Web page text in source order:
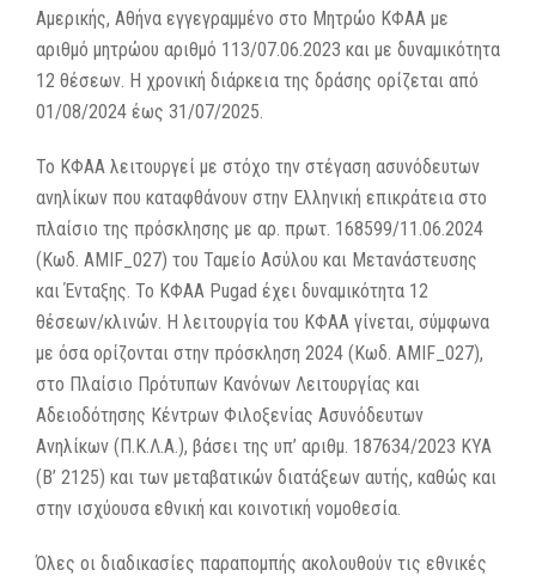
Αμερικής, Αθήνα εγγεγραμμένο στο Μητρώο ΚΦΑΑ με
αριθμό μητρώου αριθμό 113/07.06.2023 και με δυναμικότητα
12 θέσεων. Η χρονική διάρκεια της δράσης ορίζεται από
01/08/2024 έως 31/07/2025.
Το ΚΦΑΑ λειτουργεί με στόχο την στέγαση ασυνόδευτων
ανηλίκων που καταφθάνουν στην Ελληνική επικράτεια στο
πλαίσιο της πρόσκλησης με αρ. πρωτ. 168599/11.06.2024
(Κωδ. AMIF_027) του Ταμείο Ασύλου και Μετανάστευσης
και Ένταξης. Το ΚΦΑΑ Pugad έχει δυναμικότητα 12
θέσεων/κλινών. Η λειτουργία του ΚΦΑΑ γίνεται, σύμφωνα
με όσα ορίζονται στην πρόσκληση 2024 (Κωδ. AMIF_027),
στο Πλαίσιο Πρότυπων Κανόνων Λειτουργίας και
Αδειοδότησης Κέντρων Φιλοξενίας Ασυνόδευτων
Ανηλίκων (Π.Κ.Λ.Α.), βάσει της υπ’ αριθμ. 187634/2023 ΚΥΑ
(Β’ 2125) και των μεταβατικών διατάξεων αυτής, καθώς και
στην ισχύουσα εθνική και κοινοτική νομοθεσία.
Όλες οι διαδικασίες παραπομπής ακολουθούν τις εθνικές